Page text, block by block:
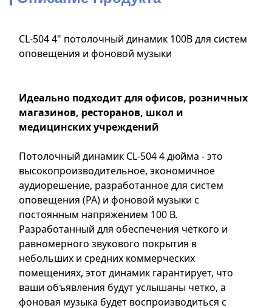
CL-504 4" потолочный динамик 100В для систем
оповещения и фоновой музыки
Идеально подходит для офисов, розничных
магазинов, ресторанов, школ и
медицинских учреждений
Потолочный динамик CL-504 4 дюйма - это
высокопроизводительное, экономичное
аудиорешение, разработанное для систем
оповещения (PA) и фоновой музыки с
постоянным напряжением 100 В.
Разработанный для обеспечения четкого и
равномерного звукового покрытия в
небольших и средних коммерческих
помещениях, этот динамик гарантирует, что
ваши объявления будут услышаны четко, а
фоновая музыка будет воспроизводиться с